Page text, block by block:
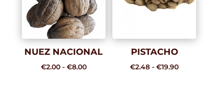
NUEZ NACIONAL
€2.00 - €8.00Rango
PISTACHO
€2.48 - €19.90Rango